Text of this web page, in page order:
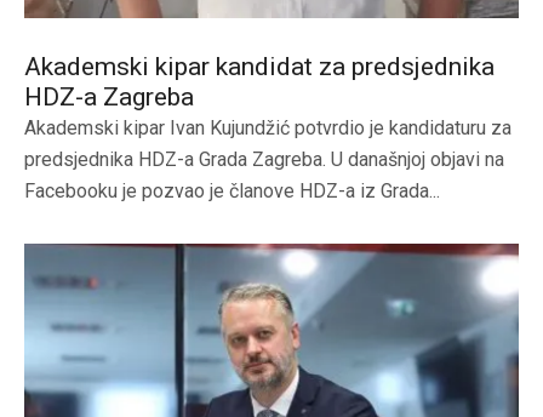
Akademski kipar kandidat za predsjednika
HDZ-a Zagreba
Akademski kipar Ivan Kujundžić potvrdio je kandidaturu za
predsjednika HDZ-a Grada Zagreba. U današnjoj objavi na
Facebooku je pozvao je članove HDZ-a iz Grada...